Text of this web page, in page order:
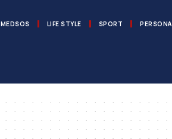
MEDSOS LIFE STYLE SPORT PERSONA